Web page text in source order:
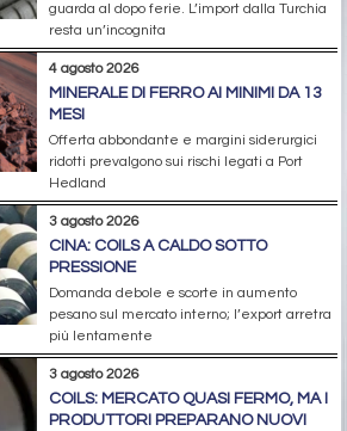
guarda al dopo ferie. L’import dalla Turchia
resta un’incognita
4 agosto 2026
MINERALE DI FERRO AI MINIMI DA 13
MESI
Offerta abbondante e margini siderurgici
ridotti prevalgono sui rischi legati a Port
Hedland
3 agosto 2026
CINA: COILS A CALDO SOTTO
PRESSIONE
Domanda debole e scorte in aumento
pesano sul mercato interno; l’export arretra
più lentamente
3 agosto 2026
COILS: MERCATO QUASI FERMO, MA I
PRODUTTORI PREPARANO NUOVI